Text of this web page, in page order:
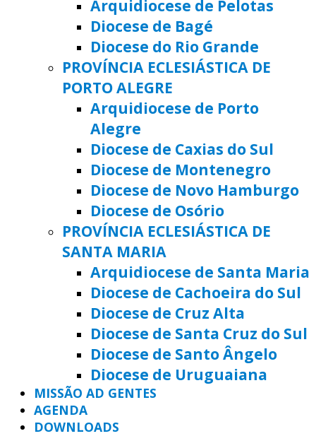
Arquidiocese de Pelotas
Diocese de Bagé
Diocese do Rio Grande
PROVÍNCIA ECLESIÁSTICA DE
PORTO ALEGRE
Arquidiocese de Porto
Alegre
Diocese de Caxias do Sul
Diocese de Montenegro
Diocese de Novo Hamburgo
Diocese de Osório
PROVÍNCIA ECLESIÁSTICA DE
SANTA MARIA
Arquidiocese de Santa Maria
Diocese de Cachoeira do Sul
Diocese de Cruz Alta
Diocese de Santa Cruz do Sul
Diocese de Santo Ângelo
Diocese de Uruguaiana
MISSÃO AD GENTES
AGENDA
DOWNLOADS